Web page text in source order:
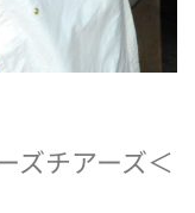
ズチアーズ＜